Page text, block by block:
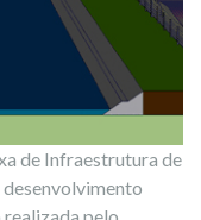
de Infraestrutura de